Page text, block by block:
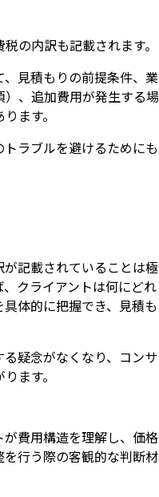
の内訳も記載されます。
見積もりの前提条件、業
、追加費用が発生する場
ます。
ラブルを避けるためにも
記載されていることは極
クライアントは何にどれ
体的に把握でき、見積も
疑念がなくなり、コンサ
ます。
費用構造を理解し、価格
行う際の客観的な判断材